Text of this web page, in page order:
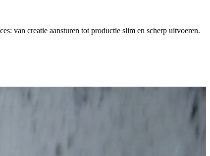
van creatie aansturen tot productie slim en scherp uitvoeren.